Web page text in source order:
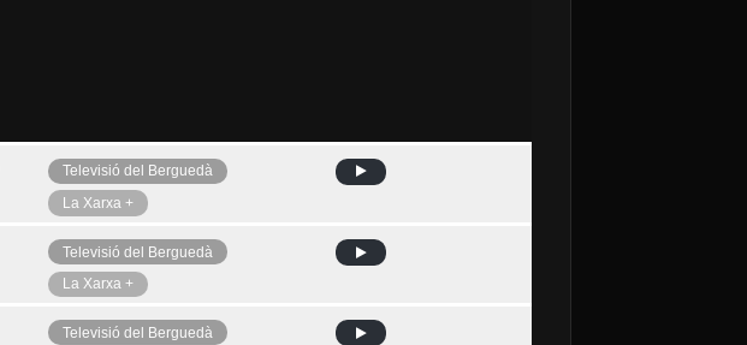
Ahir Avui
Televisió del Berguedà
La Xarxa +
Televisió del Berguedà
La Xarxa +
Televisió del Berguedà